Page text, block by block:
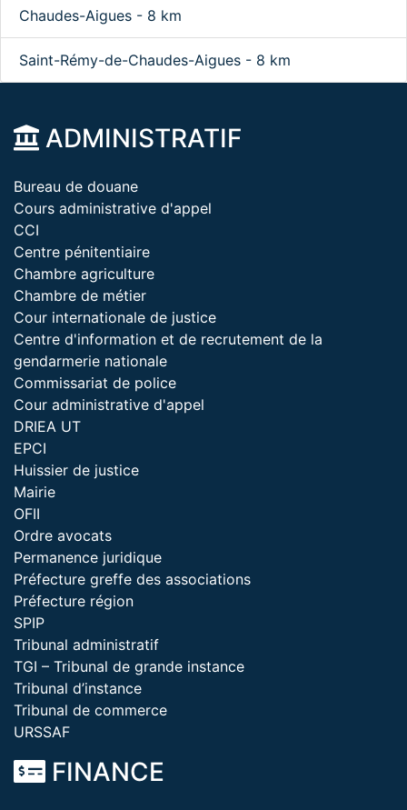
Chaudes-Aigues - 8 km
Saint-Rémy-de-Chaudes-Aigues - 8 km
ADMINISTRATIF
Bureau de douane
Cours administrative d'appel
CCI
Centre pénitentiaire
Chambre agriculture
Chambre de métier
Cour internationale de justice
Centre d'information et de recrutement de la
gendarmerie nationale
Commissariat de police
Cour administrative d'appel
DRIEA UT
EPCI
Huissier de justice
Mairie
OFII
Ordre avocats
Permanence juridique
Préfecture greffe des associations
Préfecture région
SPIP
Tribunal administratif
TGI – Tribunal de grande instance
Tribunal d’instance
Tribunal de commerce
URSSAF
FINANCE